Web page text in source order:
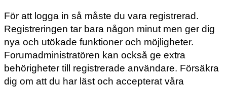
För att logga in så måste du vara registrerad.
Registreringen tar bara någon minut men ger dig
nya och utökade funktioner och möjligheter.
Forumadministratören kan också ge extra
behörigheter till registrerade användare. Försäkra
dig om att du har läst och accepterat våra